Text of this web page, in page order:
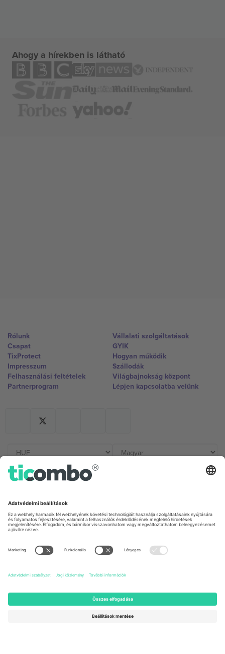
Ahogy a hírekben is látható
Rólunk
Csapat
TixProtect
Impresszum
Felhasználási feltételek
Partnerprogram
Vállalati szolgáltatások
GYIK
Hogyan működik
Szállodák
Világbajnokság központ
Lépjen kapcsolatba velünk
Germany
Unter den Linden 24, 10117
Berlin, Germany
United Kingdom
167 City Road, London, Greater
Newark, Delaware 19713, United
States
Engelberg, Switzerland